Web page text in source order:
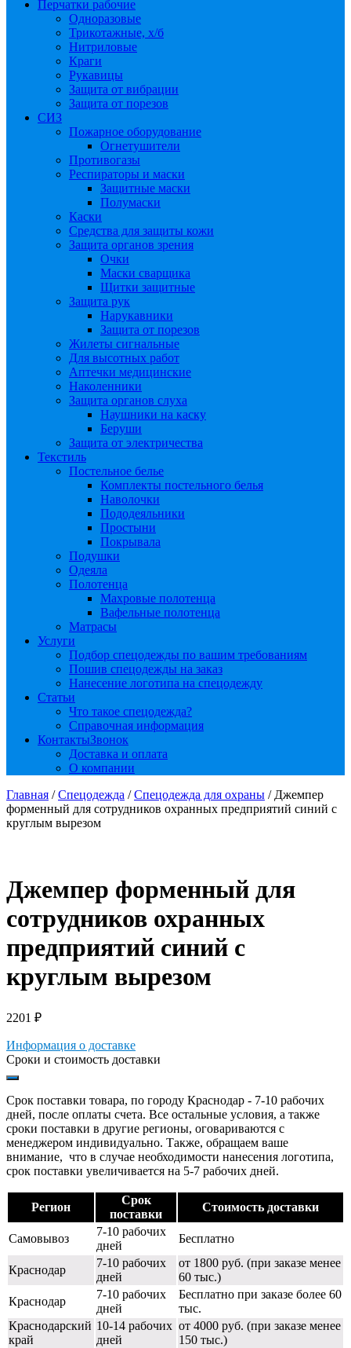
Перчатки рабочие
Одноразовые
Трикотажные, х/б
Нитриловые
Краги
Рукавицы
Защита от вибрации
Защита от порезов
СИЗ
Пожарное оборудование
Огнетушители
Противогазы
Респираторы и маски
Защитные маски
Полумаски
Каски
Средства для защиты кожи
Защита органов зрения
Очки
Маски сварщика
Щитки защитные
Защита рук
Нарукавники
Защита от порезов
Жилеты сигнальные
Для высотных работ
Аптечки медицинские
Наколенники
Защита органов слуха
Наушники на каску
Беруши
Защита от электричества
Текстиль
Постельное белье
Комплекты постельного белья
Наволочки
Пододеяльники
Простыни
Покрывала
Подушки
Одеяла
Полотенца
Махровые полотенца
Вафельные полотенца
Матрасы
Услуги
Подбор спецодежды по вашим требованиям
Пошив спецодежды на заказ
Нанесение логотипа на спецодежду
Статьи
Что такое спецодежда?
Справочная информация
КонтактыЗвонок
Доставка и оплата
О компании
Главная /Спецодежда /Спецодежда для охраны / Джемпер
форменный для сотрудников охранных предприятий синий с
круглым вырезом
Джемпер форменный для
сотрудников охранных
предприятий синий с
круглым вырезом
2201 ₽
Информация о доставке
Сроки и стоимость доставки
Срок поставки товара, по городу Краснодар - 7-10 рабочих
дней, после оплаты счета. Все остальные условия, а также
сроки поставки в другие регионы, оговариваются с
менеджером индивидуально. Также, обращаем ваше
внимание, что в случае необходимости нанесения логотипа,
срок поставки увеличивается на 5-7 рабочих дней.
Регион
Срок
поставки
Стоимость доставки
Самовывоз
7-10 рабочих
дней
Бесплатно
Краснодар
7-10 рабочих
дней
от 1800 руб. (при заказе менее
60 тыс.)
Краснодар
7-10 рабочих
дней
Бесплатно при заказе более 60
тыс.
Краснодарский
край
10-14 рабочих
дней
от 4000 руб. (при заказе менее
150 тыс.)